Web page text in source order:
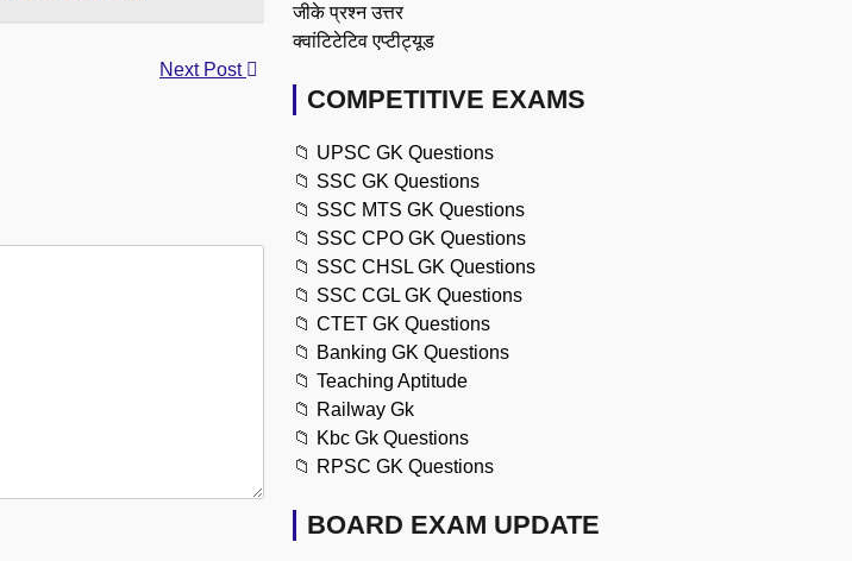
Next Post
जीके प्रश्न उत्तर
क्वांटिटेटिव एप्टीट्यूड
COMPETITIVE EXAMS
📁 UPSC GK Questions
📁 SSC GK Questions
📁 SSC MTS GK Questions
📁 SSC CPO GK Questions
📁 SSC CHSL GK Questions
📁 SSC CGL GK Questions
📁 CTET GK Questions
📁 Banking GK Questions
📁 Teaching Aptitude
📁 Railway Gk
📁 Kbc Gk Questions
📁 RPSC GK Questions
BOARD EXAM UPDATE